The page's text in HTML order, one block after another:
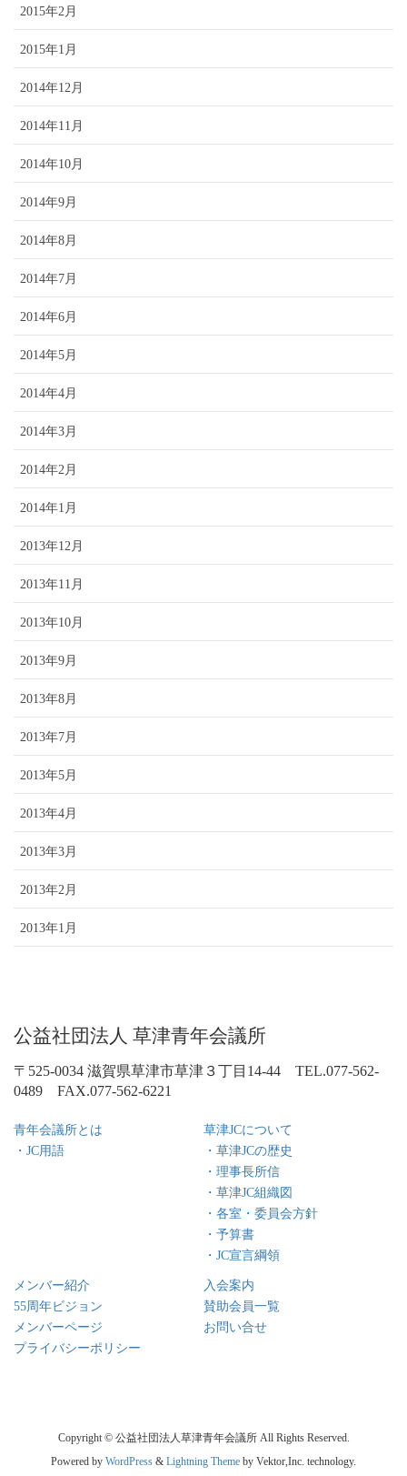
2015年2月
2015年1月
2014年12月
2014年11月
2014年10月
2014年9月
2014年8月
2014年7月
2014年6月
2014年5月
2014年4月
2014年3月
2014年2月
2014年1月
2013年12月
2013年11月
2013年10月
2013年9月
2013年8月
2013年7月
2013年5月
2013年4月
2013年3月
2013年2月
2013年1月
公益社団法人 草津青年会議所
〒525-0034 滋賀県草津市草津３丁目14-44 TEL.077-562-
0489 FAX.077-562-6221
青年会議所とは
・JC用語
草津JCについて
・草津JCの歴史
・理事長所信
・草津JC組織図
・各室・委員会方針
・予算書
・JC宣言綱領
メンバー紹介
入会案内
55周年ビジョン
賛助会員一覧
メンバーページ
お問い合せ
プライバシーポリシー
Copyright © 公益社団法人草津青年会議所 All Rights Reserved.
Powered by WordPress & Lightning Theme by Vektor,Inc. technology.